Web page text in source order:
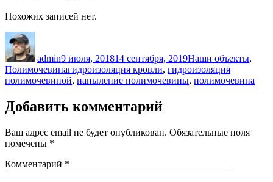
Похожих записей нет.
admin9 июля, 201814 сентября, 2019Наши объекты,
ПолимочевинаМетки
гидроизоляция кровли, гидроизоляция
полимочевиной, напыление полимочевины, полимочевина
Добавить комментарий
Ваш адрес email не будет опубликован. Обязательные поля
помечены *
Комментарий *